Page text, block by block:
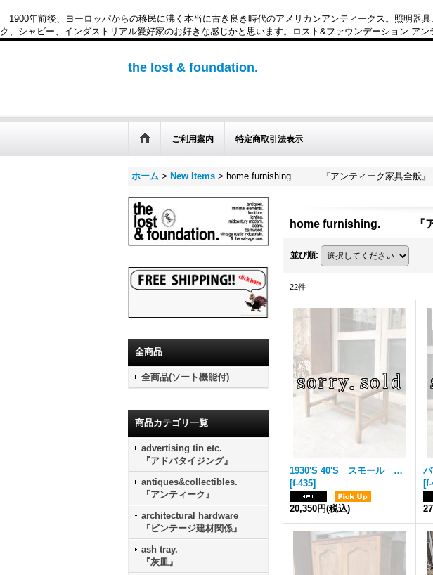
1900年前後、ヨーロッパからの移民に沸く本当に古き良き時代のアメリカンアンティークス。照明器
ク、シャビー、インダストリアル愛好家のお好きな感じかと思います。ロスト&ファウンデーション ア
the lost & foundation.
ご利用案内 特定商取引法表示
ホーム > New Items > home furnishing. 『アンティーク家具全般』
全商品
全商品(ソート機能付)
商品カテゴリ一覧
advertising tin etc.
『アドバタイジング』
antiques&collectibles.
『アンティーク』
architectural hardware
『ビンテージ建材関係』
ash tray.
『灰皿』
home furnishing. 『ア
並び順:
22件
1930'S 40'S スモール ウッド テーブル 無垢 レッドオーク ナラ デスク 勉強机 机 コーヒーテーブル ハードウッド アンティーク ビンテージ
[f-435]
20,350円(税込)
[f-